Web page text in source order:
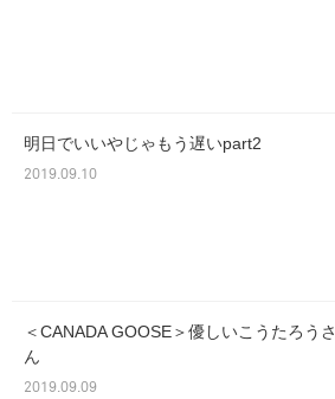
明日でいいやじゃもう遅いpart2
2019.09.10
＜CANADA GOOSE＞優しいこうたろうさ
ん
2019.09.09